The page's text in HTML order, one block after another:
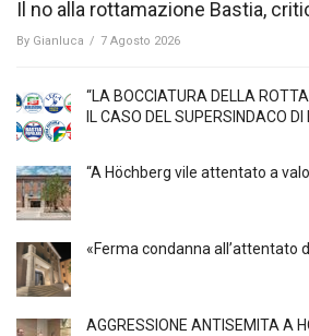
Il no alla rottamazione Bastia,
By Gianluca / 7 Agosto 2026
“LA BOCCIATURA DELLA
IL CASO DEL SUPERSINDACO
“A Höchberg vile attentato a
«Ferma condanna all’attentato
AGGRESSIONE ANTISEMITA A